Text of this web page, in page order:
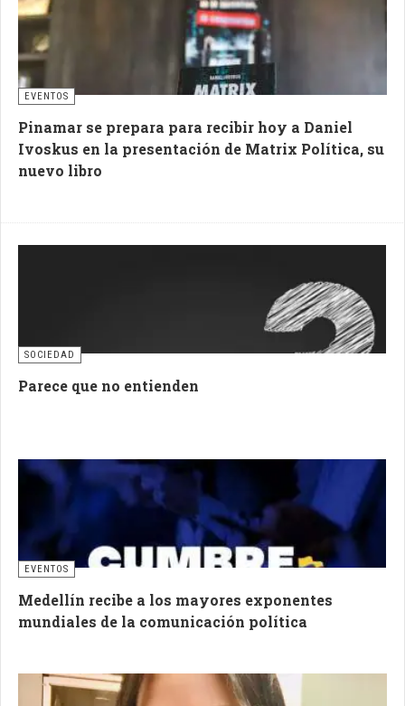
EVENTOS
Pinamar se prepara para recibir hoy a Daniel
Ivoskus en la presentación de Matrix Política, su
nuevo libro
SOCIEDAD
Parece que no entienden
EVENTOS
Medellín recibe a los mayores exponentes
mundiales de la comunicación política